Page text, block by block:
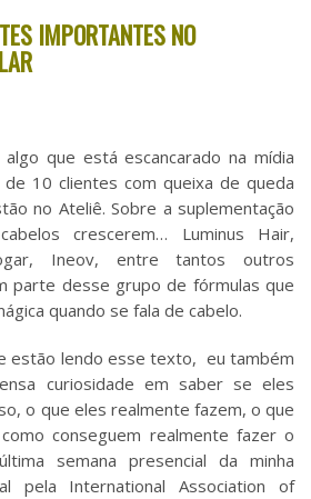
IMPORTANTES NO
que está escancarado na mídia
10 clientes com queixa de queda
no Ateliê. Sobre a suplementação
crescerem… Luminus Hair,
Ineov, entre tantos outros
parte desse grupo de fórmulas que
quando se fala de cabelo.
estão lendo esse texto, eu também
curiosidade em saber se eles
o que eles realmente fazem, o que
conseguem realmente fazer o
semana presencial da minha
pela International Association of